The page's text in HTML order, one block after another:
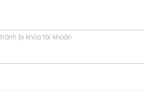
bị khóa tài khoản